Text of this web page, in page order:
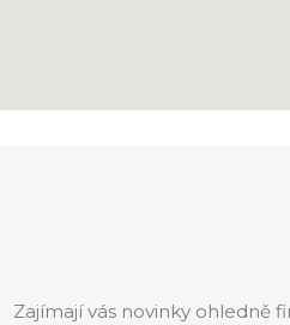
Zajímají vás novinky ohledně